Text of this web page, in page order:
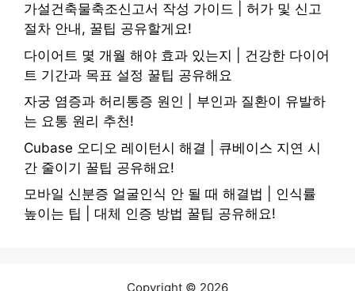
가설건축물축조신고서 작성 가이드 | 허가 및 신고
절차 안내, 꿀팁 공유할게요!
다이어트 몇 개월 해야 효과 있는지 | 건강한 다이어
트 기간과 목표 설정 꿀팁 공유해요
자궁 염증과 허리통증 원인 | 부인과 질환이 유발하
는 요통 원리 추천!
Cubase 오디오 레이턴시 해결 | 큐베이스 지연 시
간 줄이기 꿀팁 공유해요!
모바일 신분증 얼굴인식 안 될 때 해결법 | 인식률
높이는 팁 | 대체 인증 방법 꿀팁 공유해요!
Copyright © 2026